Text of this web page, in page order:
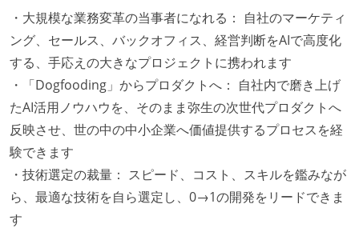
・大規模な業務変革の当事者になれる： 自社のマーケティ
ング、セールス、バックオフィス、経営判断をAIで高度化
する、手応えの大きなプロジェクトに携われます
・「Dogfooding」からプロダクトへ： 自社内で磨き上げ
たAI活用ノウハウを、そのまま弥生の次世代プロダクトへ
反映させ、世の中の中小企業へ価値提供するプロセスを経
験できます
・技術選定の裁量： スピード、コスト、スキルを鑑みなが
ら、最適な技術を自ら選定し、0→1の開発をリードできま
す